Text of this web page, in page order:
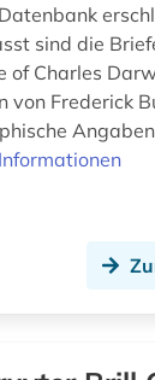
sind die
of Charles
von Frederick